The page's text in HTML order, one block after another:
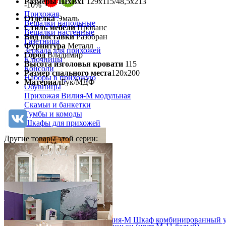
-10%
Прихожая
Вешалки напольные
Вешалки настенные
Газетница
Зеркала для прихожей
Ключницы
Консоли
Наборы в прихожую
Обувницы
Прихожая Вилия-М модульная
Скамьи и банкетки
Тумбы и комоды
Шкафы для прихожей
Модульная прихожая Вилия-М Шкаф комбинированный
Отделка Эмаль
Стиль мебели Прованс
Вид поставки Разобран
Фурнитура Металл
Город Владимир
Высота изголовья кровати 115
Размер спального места120х200
МатериалБук/МДФ
Другие товары этой серии: